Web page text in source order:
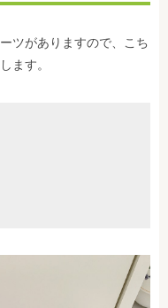
ツがありますので、こち
ます。